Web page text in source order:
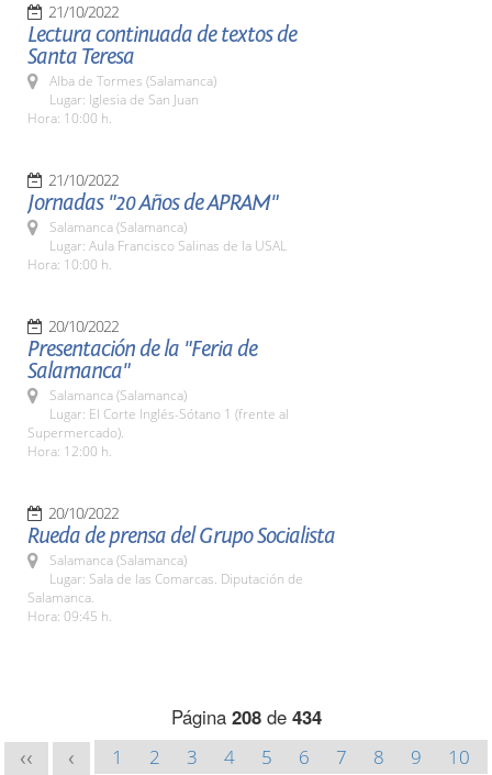
21/10/2022
Lectura continuada de textos de
Santa Teresa
Alba de Tormes (Salamanca)
Lugar: Iglesia de San Juan
Hora: 10:00 h.
21/10/2022
Jornadas "20 Años de APRAM"
Salamanca (Salamanca)
Lugar: Aula Francisco Salinas de la USAL
Hora: 10:00 h.
20/10/2022
Presentación de la "Feria de
Salamanca"
Salamanca (Salamanca)
Lugar: El Corte Inglés-Sótano 1 (frente al
Supermercado).
Hora: 12:00 h.
20/10/2022
Rueda de prensa del Grupo Socialista
Salamanca (Salamanca)
Lugar: Sala de las Comarcas. Diputación de
Salamanca.
Hora: 09:45 h.
Página 208de 434
<< < 1 2 3 4 5 6 7 8 9
10